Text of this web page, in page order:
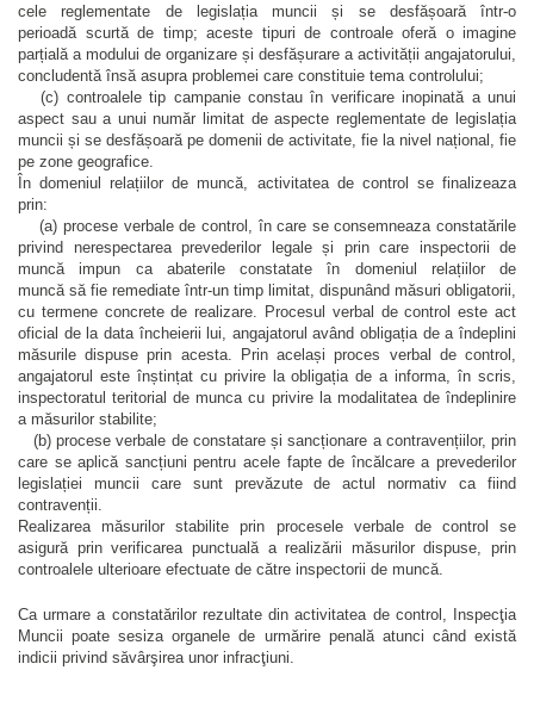
cele reglementate de legislația muncii și se desfășoară într-o
perioadă scurtă de timp; aceste tipuri de controale oferă o imagine
parțială a modului de organizare și desfășurare a activității angajatorului,
concludentă însă asupra problemei care constituie tema controlului;
(c) controalele tip campanie constau în verificare inopinată a unui
aspect sau a unui număr limitat de aspecte reglementate de legislația
muncii și se desfășoară pe domenii de activitate, fie la nivel național, fie
pe zone geografice.
În domeniul relațiilor de muncă, activitatea de control se finalizeaza
prin:
(a) procese verbale de control, în care se consemneaza constatările
privind nerespectarea prevederilor legale și prin care inspectorii de
muncă impun ca abaterile constatate în domeniul relațiilor de
muncă să fie remediate într-un timp limitat, dispunând măsuri obligatorii,
cu termene concrete de realizare. Procesul verbal de control este act
oficial de la data încheierii lui, angajatorul având obligația de a îndeplini
măsurile dispuse prin acesta. Prin același proces verbal de control,
angajatorul este înștințat cu privire la obligația de a informa, în scris,
inspectoratul teritorial de munca cu privire la modalitatea de îndeplinire
a măsurilor stabilite;
(b) procese verbale de constatare și sancționare a contravențiilor, prin
care se aplică sancțiuni pentru acele fapte de încălcare a prevederilor
legislației muncii care sunt prevăzute de actul normativ ca fiind
contravenții.
Realizarea măsurilor stabilite prin procesele verbale de control se
asigură prin verificarea punctuală a realizării măsurilor dispuse, prin
controalele ulterioare efectuate de către inspectorii de muncă.
Ca urmare a constatărilor rezultate din activitatea de control, Inspecţia
Muncii poate sesiza organele de urmărire penală atunci când există
indicii privind săvârşirea unor infracţiuni.